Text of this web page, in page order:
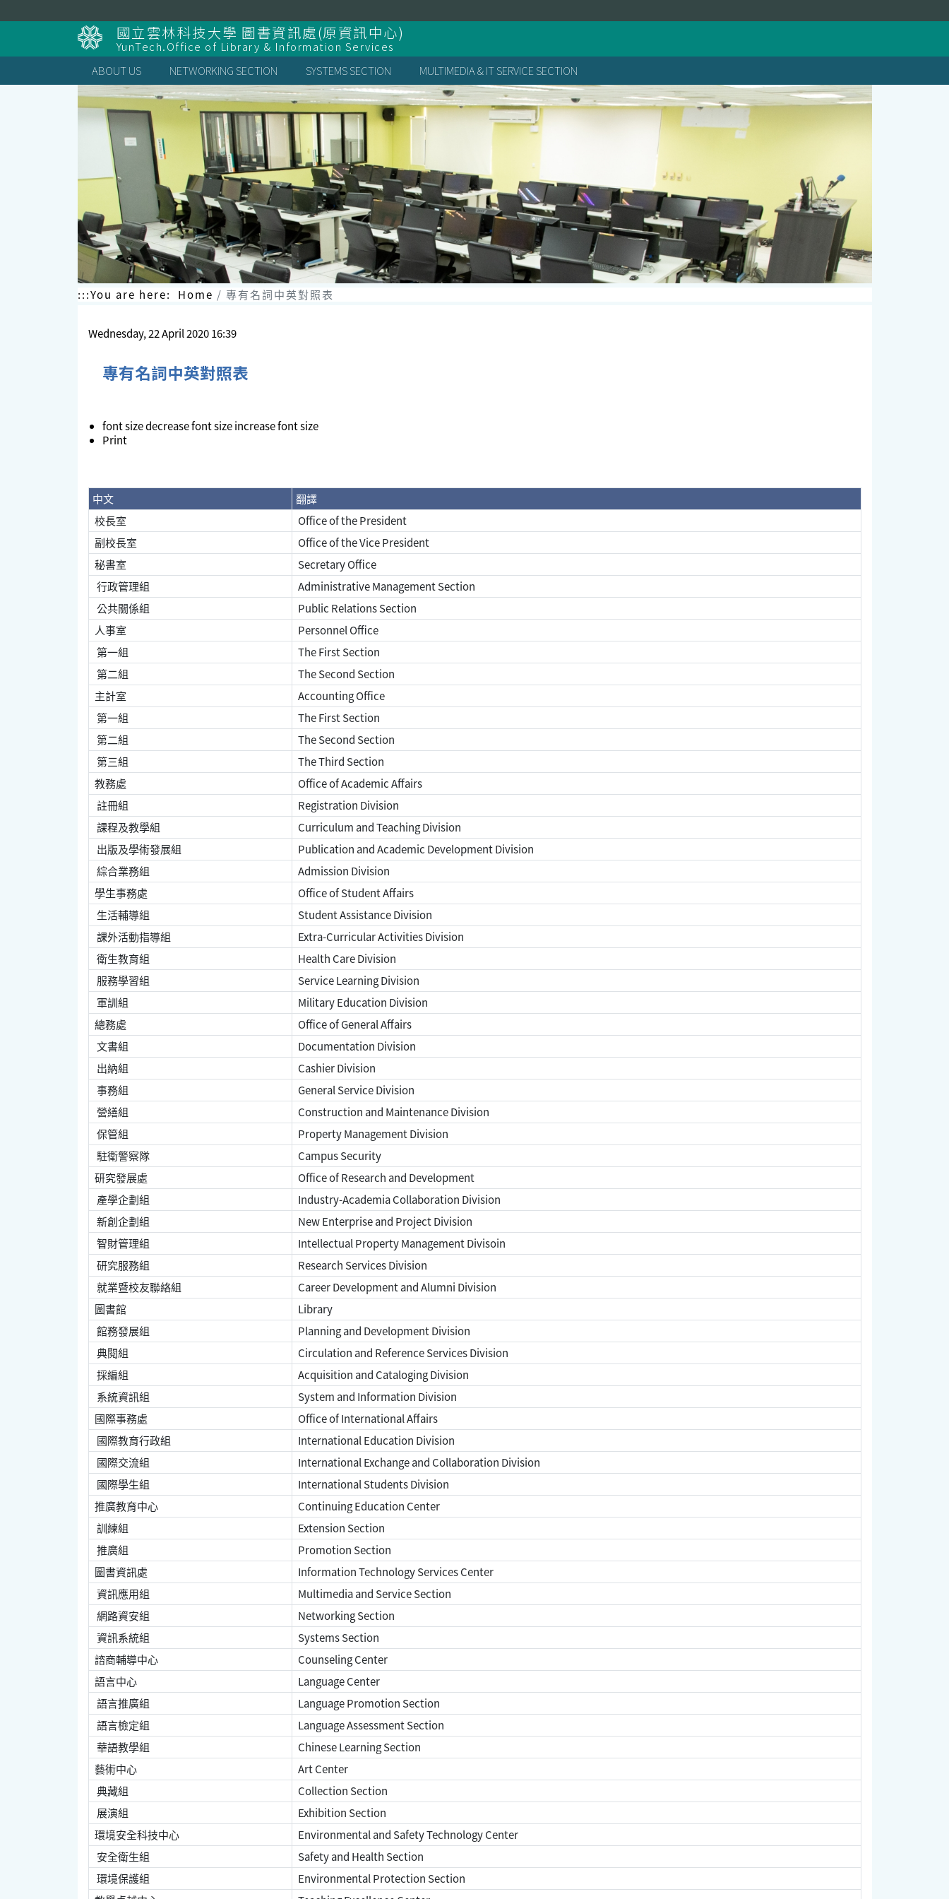
國立雲林科技大學 圖書資訊處(原資訊中心)
YunTech.Office of Library & Information Services
ABOUT US
NETWORKING SECTION SYSTEMS SECTION MULTIMEDIA & IT SERVICE SECTION
:::You are here: Home 專有名詞中英對照表
Wednesday, 22 April 2020 16:39
專有名詞中英對照表
font sizedecrease font size increase font size
Print
中文
翻譯
校長室
Office of the President
副校長室
Office of the Vice President
秘書室
Secretary Office
行政管理組
Administrative Management Section
公共關係組
Public Relations Section
人事室
Personnel Office
第一組
The First Section
第二組
The Second Section
主計室
Accounting Office
第一組
The First Section
第二組
The Second Section
第三組
The Third Section
教務處
Office of Academic Affairs
註冊組
Registration Division
課程及教學組
Curriculum and Teaching Division
出版及學術發展組
Publication and Academic Development Division
綜合業務組
Admission Division
學生事務處
Office of Student Affairs
生活輔導組
Student Assistance Division
課外活動指導組
Extra-Curricular Activities Division
衛生教育組
Health Care Division
服務學習組
Service Learning Division
軍訓組
Military Education Division
總務處
Office of General Affairs
文書組
Documentation Division
出納組
Cashier Division
事務組
General Service Division
營繕組
Construction and Maintenance Division
保管組
Property Management Division
駐衛警察隊
Campus Security
研究發展處
Office of Research and Development
產學企劃組
Industry-Academia Collaboration Division
新創企劃組
New Enterprise and Project Division
智財管理組
Intellectual Property Management Divisoin
研究服務組
Research Services Division
就業暨校友聯絡組
Career Development and Alumni Division
圖書館
Library
館務發展組
Planning and Development Division
典閱組
Circulation and Reference Services Division
採編組
Acquisition and Cataloging Division
系統資訊組
System and Information Division
國際事務處
Office of International Affairs
國際教育行政組
International Education Division
國際交流組
International Exchange and Collaboration Division
國際學生組
International Students Division
推廣教育中心
Continuing Education Center
訓練組
Extension Section
推廣組
Promotion Section
圖書資訊處
Information Technology Services Center
資訊應用組
Multimedia and Service Section
網路資安組
Networking Section
資訊系統組
Systems Section
諮商輔導中心
Counseling Center
語言中心
Language Center
語言推廣組
Language Promotion Section
語言檢定組
Language Assessment Section
華語教學組
Chinese Learning Section
藝術中心
Art Center
典藏組
Collection Section
展演組
Exhibition Section
環境安全科技中心
Environmental and Safety Technology Center
安全衛生組
Safety and Health Section
環境保護組
Environmental Protection Section